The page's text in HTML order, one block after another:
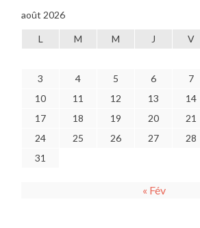
août 2026
L M M J V
3
4 5 6 7
10
11 12 13 14
17
18 19 20 21
24
25 26 27 28
31
« Fév